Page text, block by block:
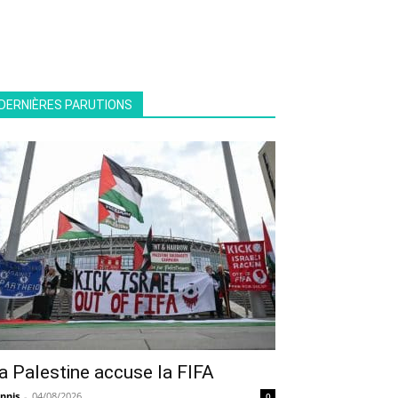
PARUTIONS
Palestine accuse la FIFA